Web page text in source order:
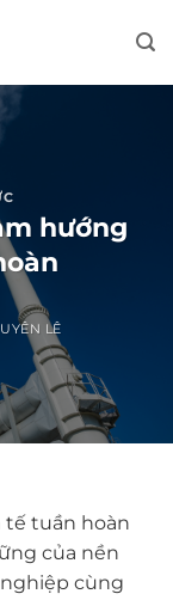
hướng
UYÊN LÊ
tế tuần hoàn
của nền
cùng